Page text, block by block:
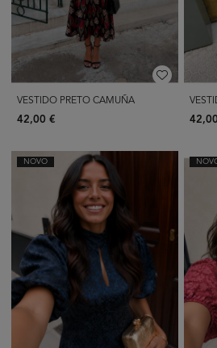
VESTIDO PRETO CAMUÑA
42,00 €
NOVO